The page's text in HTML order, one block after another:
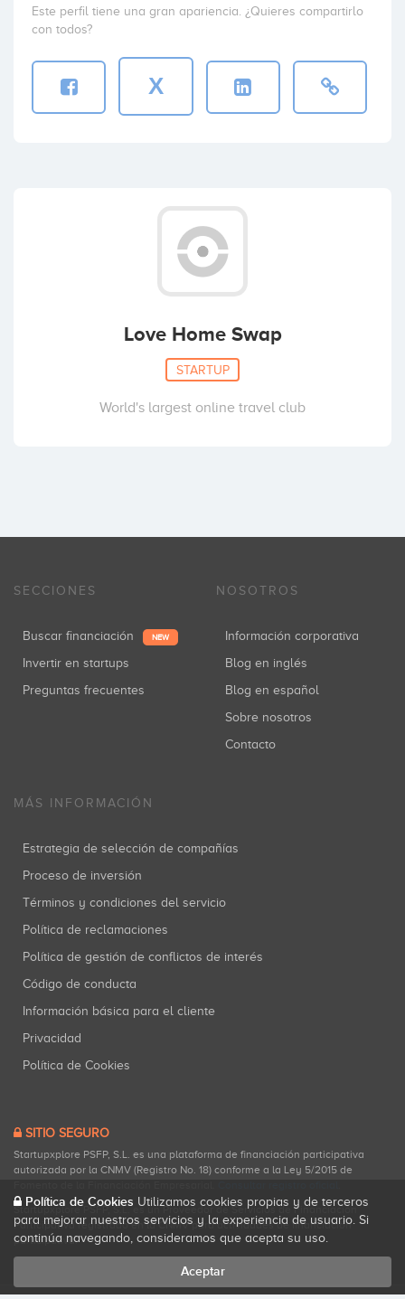
Este perfil tiene una gran apariencia. ¿Quieres compartirlo
con todos?
X
Love Home Swap
STARTUP
World's largest online travel club
SECCIONES
Buscar financiación NEW
Invertir en startups
Preguntas frecuentes
NOSOTROS
Información corporativa
Blog en inglés
Blog en español
Sobre nosotros
Contacto
MÁS INFORMACIÓN
Estrategia de selección de compañías
Proceso de inversión
Términos y condiciones del servicio
Política de reclamaciones
Política de gestión de conflictos de interés
Código de conducta
Información básica para el cliente
Privacidad
Política de Cookies
SITIO SEGURO
Startupxplore PSFP, S.L. es una plataforma de financiación participativa
autorizada por la CNMV (Registro No. 18) conforme a la Ley 5/2015 de
Startupxplore PSFP, S.L. es un Proveedor de Servicios de Financiación
Participativa registrado en la CNMV para actividades de financiación
participativa.
Política de Cookies Utilizamos cookies propias y de terceros
para mejorar nuestros servicios y la experiencia de usuario. Si
continúa navegando, consideramos que acepta su uso.
Aceptar